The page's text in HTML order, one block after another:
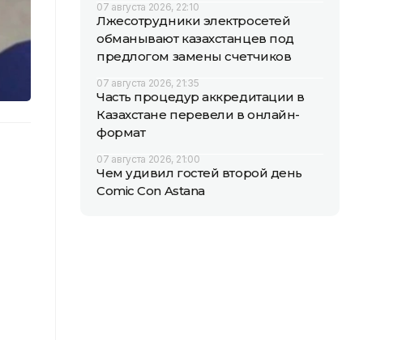
07 августа 2026, 22:10
Лжесотрудники электросетей
обманывают казахстанцев под
предлогом замены счетчиков
07 августа 2026, 21:35
Часть процедур аккредитации в
Казахстане перевели в онлайн-
формат
07 августа 2026, 21:00
Чем удивил гостей второй день
Comic Con Astana